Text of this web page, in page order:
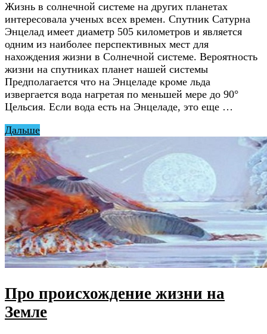
Жизнь в солнечной системе на других планетах
интересовала ученых всех времен. Спутник Сатурна
Энцелад имеет диаметр 505 километров и является
одним из наиболее перспективных мест для
нахождения жизни в Солнечной системе. Вероятность
жизни на спутниках планет нашей системы
Предполагается что на Энцеладе кроме льда
извергается вода нагретая по меньшей мере до 90°
Цельсия. Если вода есть на Энцеладе, это еще …
Дальше
Про происхождение жизни на
Земле